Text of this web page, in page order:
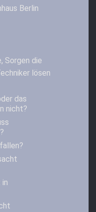
Berlin
Sorgen die
lösen
das
nicht?